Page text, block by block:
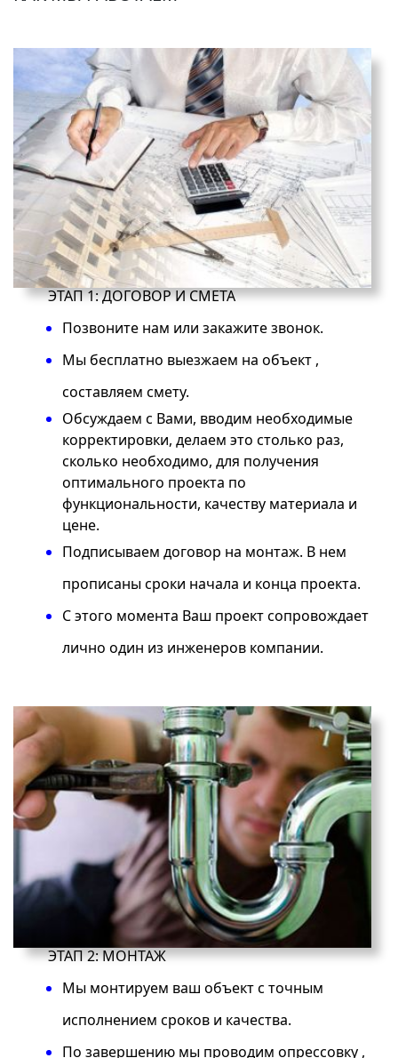
ЭТАП 1: ДОГОВОР И СМЕТА
Позвоните нам или закажите звонок.
Мы бесплатно выезжаем на объект ,
составляем смету.
Обсуждаем с Вами, вводим необходимые
корректировки, делаем это столько раз,
сколько необходимо, для получения
оптимального проекта по
функциональности, качеству материала и
цене.
Подписываем договор на монтаж. В нем
прописаны сроки начала и конца проекта.
С этого момента Ваш проект сопровождает
лично один из инженеров компании.
ЭТАП 2: МОНТАЖ
Мы монтируем ваш объект с точным
исполнением сроков и качества.
По завершению мы проводим опрессовку ,